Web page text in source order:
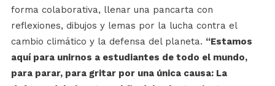
forma colaborativa, llenar una pancarta con
reflexiones, dibujos y lemas por la lucha contra el
cambio climático y la defensa del planeta. “Estamos
aquí para unirnos a estudiantes de todo el mundo,
para parar, para gritar por una única causa: La